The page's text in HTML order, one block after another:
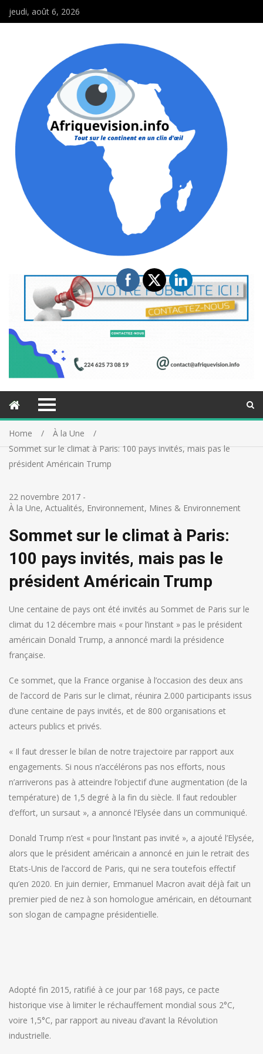
jeudi, août 6, 2026
Home
À la Une
Sommet sur le climat à Paris: 100 pays invités, mais pas le
président Américain Trump
22 novembre 2017 -
À la Une, Actualités, Environnement, Mines & Environnement
Sommet sur le climat à Paris:
100 pays invités, mais pas le
président Américain Trump
Une centaine de pays ont été invités au Sommet de Paris sur le
climat du 12 décembre mais « pour l’instant » pas le président
américain Donald Trump, a annoncé mardi la présidence
française.
Ce sommet, que la France organise à l’occasion des deux ans
de l’accord de Paris sur le climat, réunira 2.000 participants issus
d’une centaine de pays invités, et de 800 organisations et
acteurs publics et privés.
« Il faut dresser le bilan de notre trajectoire par rapport aux
engagements. Si nous n’accélérons pas nos efforts, nous
n’arriverons pas à atteindre l’objectif d’une augmentation (de la
température) de 1,5 degré à la fin du siècle. Il faut redoubler
d’effort, un sursaut », a annoncé l’Elysée dans un communiqué.
Donald Trump n’est « pour l’instant pas invité », a ajouté l’Elysée,
alors que le président américain a annoncé en juin le retrait des
Etats-Unis de l’accord de Paris, qui ne sera toutefois effectif
qu’en 2020. En juin dernier, Emmanuel Macron avait déjà fait un
premier pied de nez à son homologue américain, en détournant
son slogan de campagne présidentielle.
Adopté fin 2015, ratifié à ce jour par 168 pays, ce pacte
historique vise à limiter le réchauffement mondial sous 2°C,
voire 1,5°C, par rapport au niveau d’avant la Révolution
industrielle.